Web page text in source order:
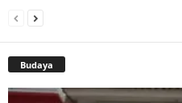
Budaya